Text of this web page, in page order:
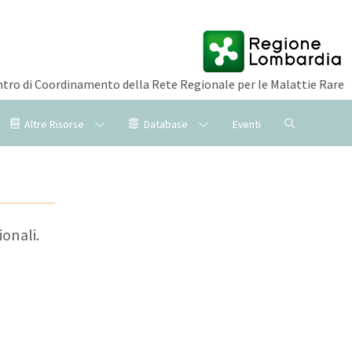
di Coordinamento della Rete Regionale per le Malattie Rare
Altre Risorse Database Eventi